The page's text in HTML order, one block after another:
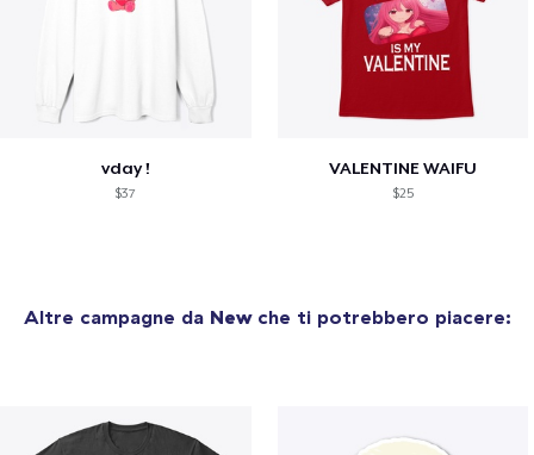
vday !
$37
VALENTINE WAIFU
$25
Altre campagne da Newche ti potrebbero piacere: